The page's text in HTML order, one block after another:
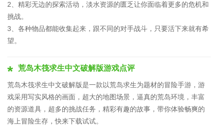
2、精彩无边的探索活动，淡水资源的匮乏让你面临着更多的危机和
挑战。
3、各种物品都能收集起来，跟不同的对手战斗，只要活下来就有希
望。
荒岛木筏求生中文破解版游戏点评
荒岛木筏求生中文破解版是一款以荒岛求生为题材的冒险手游，游
戏采用写实风格的画面，超大的地图场景，逼真的荒岛环境，丰富
的资源道具，超多的挑战任务，精彩有趣的故事，带你体验畅爽的
海上冒险生存，快来下载试试。